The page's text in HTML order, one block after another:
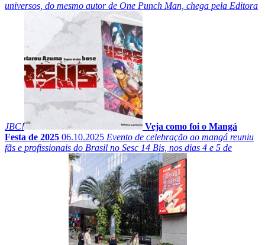
universos, do mesmo autor de One Punch Man, chega pela Editora
JBC!
Veja como foi o Mangá
Festa de 2025 06.10.2025 Evento de celebração ao mangá reuniu
fãs e profissionais do Brasil no Sesc 14 Bis, nos dias 4 e 5 de